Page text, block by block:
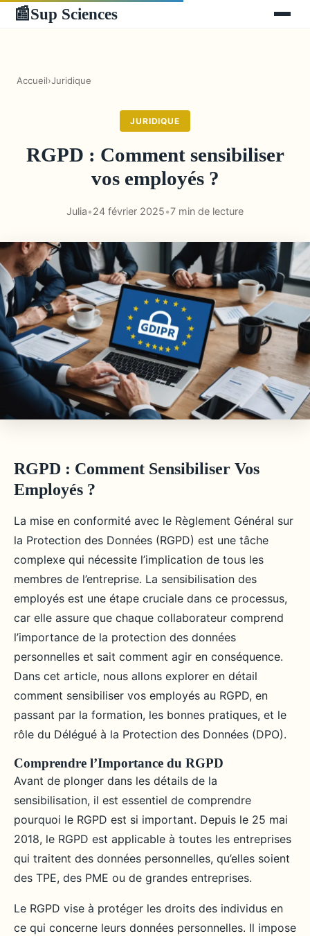
📰Sup Sciences
Accueil›Juridique
JURIDIQUE
RGPD : Comment sensibiliser
vos employés ?
Julia•24 février 2025•7 min de lecture
RGPD : Comment Sensibiliser Vos
Employés ?
La mise en conformité avec le Règlement Général sur
la Protection des Données (RGPD) est une tâche
complexe qui nécessite l’implication de tous les
membres de l’entreprise. La sensibilisation des
employés est une étape cruciale dans ce processus,
car elle assure que chaque collaborateur comprend
l’importance de la protection des données
personnelles et sait comment agir en conséquence.
Dans cet article, nous allons explorer en détail
comment sensibiliser vos employés au RGPD, en
passant par la formation, les bonnes pratiques, et le
rôle du Délégué à la Protection des Données (DPO).
Comprendre l’Importance du RGPD
Avant de plonger dans les détails de la
sensibilisation, il est essentiel de comprendre
pourquoi le RGPD est si important. Depuis le 25 mai
2018, le RGPD est applicable à toutes les entreprises
qui traitent des données personnelles, qu’elles soient
des TPE, des PME ou de grandes entreprises.
Le RGPD vise à protéger les droits des individus en
ce qui concerne leurs données personnelles. Il impose